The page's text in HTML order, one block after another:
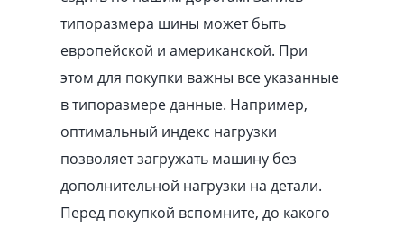
типоразмера шины может быть
европейской и американской. При
этом для покупки важны все указанные
в типоразмере данные. Например,
оптимальный индекс нагрузки
позволяет загружать машину без
дополнительной нагрузки на детали.
Перед покупкой вспомните, до какого